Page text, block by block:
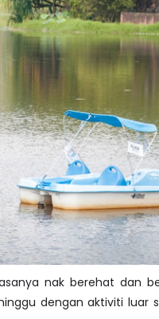
nak berehat dan
dengan aktiviti luar